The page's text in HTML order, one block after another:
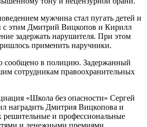
мужчина стал пугать детей и
с этим Дмитрий Вицкопов и Кирилл
задержать нарушителя. При этом
применить наручники.
сообщено в полицию. Задержанный
сотрудникам правоохранительных
«Школа без опасности» Сергей
наградить Дмитрия Вицкопова и
решительные и профессиональные
и денежными премиями.